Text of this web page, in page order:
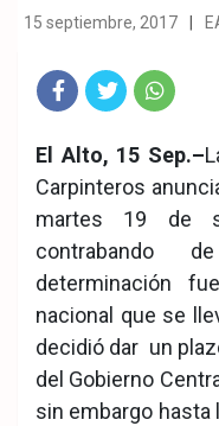
15 septiembre, 2017
eb
ook
ter
pp
El Alto, 15 Sep.–
Carpinteros
martes 19 de
contrabando
determinación
nacional que se
decidió dar un
del Gobierno
sin embargo hasta